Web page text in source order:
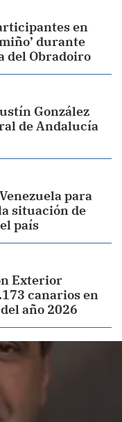
en
durante
del Obradoiro
González
de Andalucía
para
situación de
país
Exterior
canarios en
año 2026